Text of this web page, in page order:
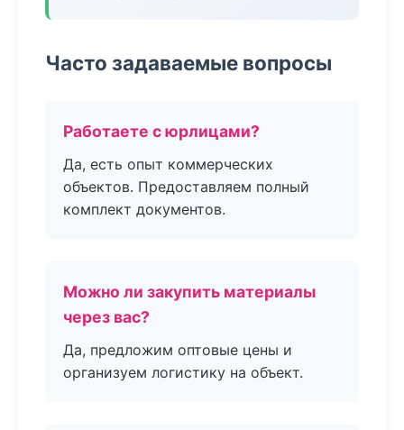
Часто задаваемые вопросы
Работаете с юрлицами?
Да, есть опыт коммерческих
объектов. Предоставляем полный
комплект документов.
Можно ли закупить материалы
через вас?
Да, предложим оптовые цены и
организуем логистику на объект.